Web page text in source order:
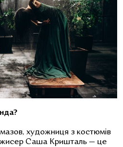
художниця з костюмів
Саша Кришталь — це